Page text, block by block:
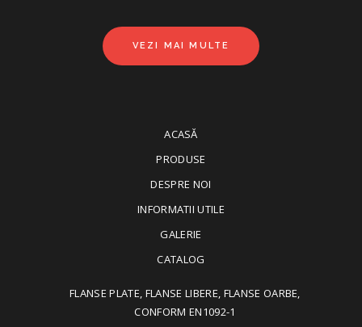
VEZI MAI MULTE
ACASĂ
PRODUSE
DESPRE NOI
INFORMATII UTILE
GALERIE
CATALOG
FLANSE PLATE, FLANSE LIBERE, FLANSE OARBE,
CONFORM EN1092-1